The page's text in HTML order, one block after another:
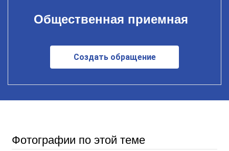
Общественная приемная
Создать обращение
Фотографии по этой теме